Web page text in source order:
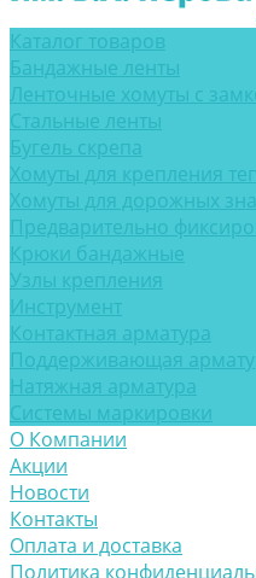
Каталог товаров
Бандажные ленты
Ленточные хомуты с
Стальные ленты
Бугель скрепа
Хомуты для крепления
Хомуты для дорожных
Предварительно
Крюки бандажные
Узлы крепления
Инструмент
Контактная арматура
Поддерживающая
Натяжная арматура
Системы маркировки
О Компании
Акции
Новости
Контакты
Оплата и доставка
Политика